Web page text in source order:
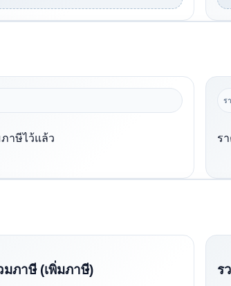
าษีไว้แล้ว
ร
ร
ภาษี (เพิ่มภาษี) ร